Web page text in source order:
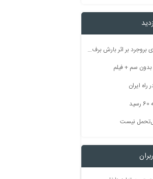
راه ارتباطی ۵۰ روستای بروجرد بر اثر بارش برف مسدود شد
ایران
نیست